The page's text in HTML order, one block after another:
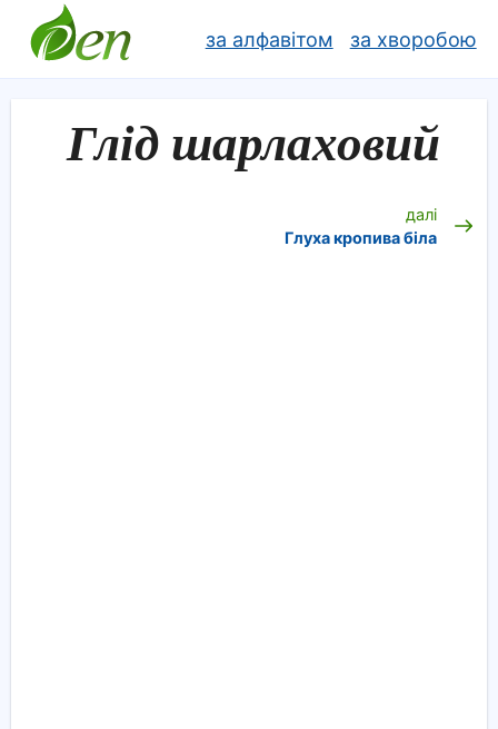
за алфавітом за хворобою
Глід шарлаховий
далі
Глуха кропива біла